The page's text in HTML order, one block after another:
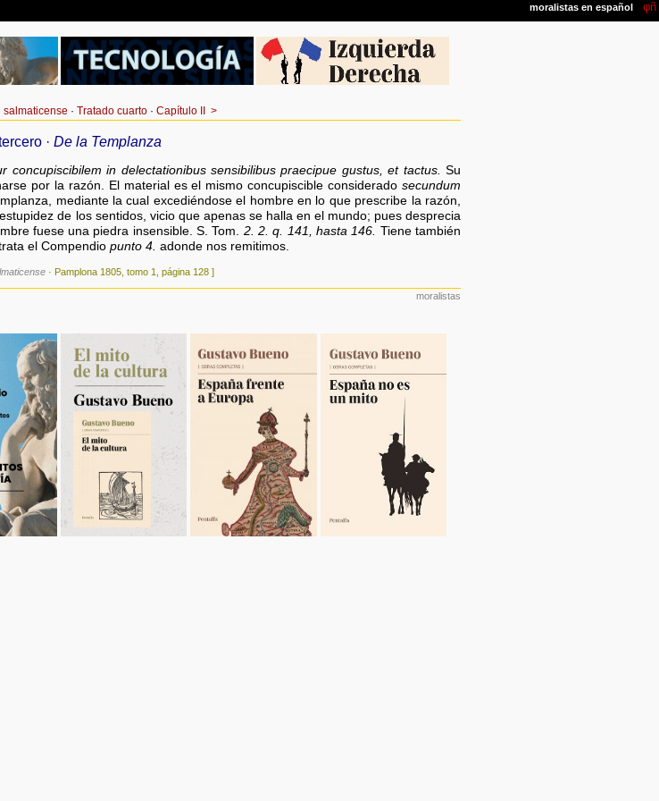
· Tratado cuarto· Capítulo II>
· De la Templanza
concupiscibilem in delectationibus sensibilibus praecipue gustus, et tactus. Su
por la razón. El material es el mismo concupiscible considerado secundum
mediante la cual excediéndose el hombre en lo que prescribe la razón,
de los sentidos, vicio que apenas se halla en el mundo; pues desprecia
fuese una piedra insensible. S. Tom. 2. 2. q. 141, hasta 146. Tiene también
el Compendio punto 4. adonde nos remitimos.
· Pamplona 1805, tomo 1, página 128 ]
moralistas